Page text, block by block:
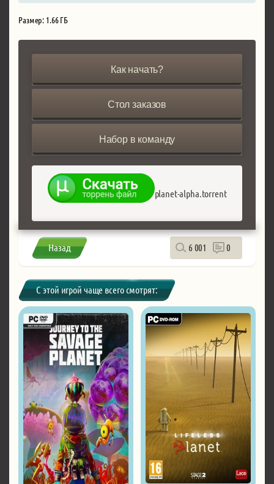
Размер: 1.66 ГБ
Как начать?
Стол заказов
Набор в команду
planet-alpha.torrent
Назад 6 001 0
С этой игрой чаще всего смотрят: